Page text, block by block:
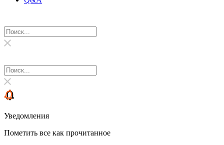
Уведомления
Пометить все как прочитанное